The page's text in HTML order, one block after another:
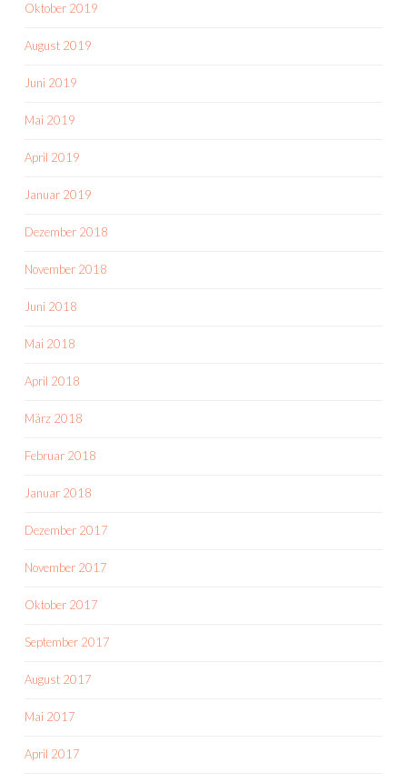
Oktober 2019
August 2019
Juni 2019
Mai 2019
April 2019
Januar 2019
Dezember 2018
November 2018
Juni 2018
Mai 2018
April 2018
März 2018
Februar 2018
Januar 2018
Dezember 2017
November 2017
Oktober 2017
September 2017
August 2017
Mai 2017
April 2017